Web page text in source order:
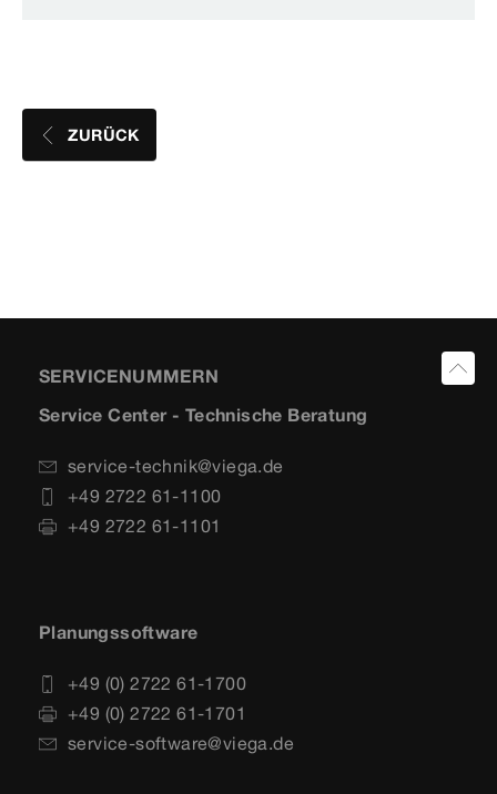
ZURÜCK
SERVICENUMMERN
Service Center - Technische Beratung
service-technik@viega.de
+49 2722 61-1100
+49 2722 61-1101
Planungssoftware
+49 (0) 2722 61-1700
+49 (0) 2722 61-1701
service-software@viega.de